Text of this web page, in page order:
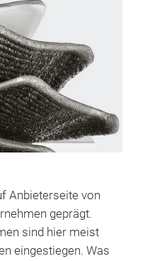
Anbieterseite von
geprägt.
sind hier meist
eingestiegen. Was